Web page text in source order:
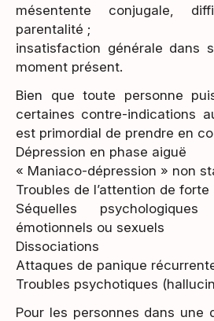
mésentente conjugale,
parentalité ;
​insatisfaction générale dans
moment présent.
Bien que toute personne
certaines contre-indications
est primordial de prendre en
Dépression en phase aiguë
« Maniaco-dépression » non
Troubles de l’attention de
Séquelles
émotionnels ou sexuels
Dissociations
Attaques de panique
Troubles psychotiques
Pour les personnes dans une